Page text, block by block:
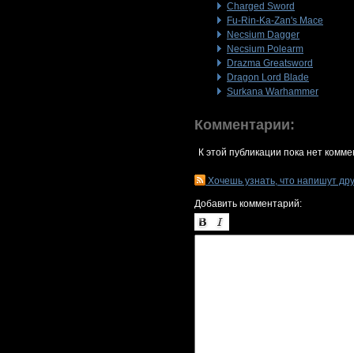
Charged Sword
Fu-Rin-Ka-Zan's Mace
Necsium Dagger
Necsium Polearm
Drazma Greatsword
Dragon Lord Blade
Surkana Warhammer
Комментарии:
К этой публикации пока нет
Хочешь узнать, что напишут
Добавить комментарий: